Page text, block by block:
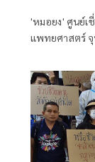
'หมอยง' ศูนย์เ
แพทยศาสตร์